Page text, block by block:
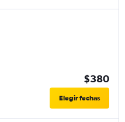
$380
Elegir fechas